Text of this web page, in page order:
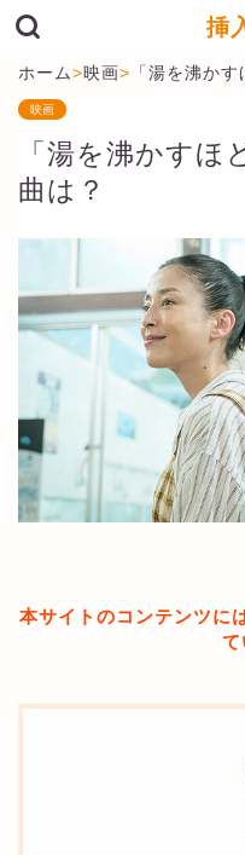
挿
ホーム>映画> 「湯を沸か
映画
「湯を沸かすほ
曲は？
本サイトのコンテンツに
て